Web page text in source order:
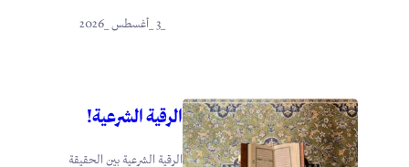
الرقية الشرعية!
الرقية الشرعية بين الحقيقة